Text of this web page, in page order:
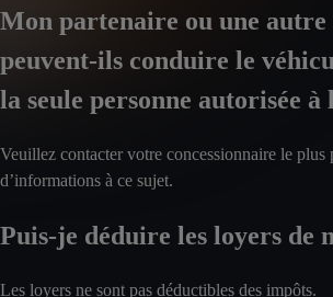
Mon partenaire ou une autre
peuvent-ils conduire le
la seule personne autorisée à
Veuillez contacter votre concessionnaire le plus
d’informations à ce sujet.
Puis-je déduire les loyers de
Les loyers ne sont pas déductibles des impôts.